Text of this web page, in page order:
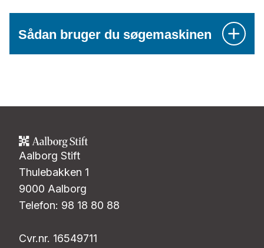
Sådan bruger du søgemaskinen
Aalborg Stift
Thulebakken 1
9000 Aalborg
Telefon: 98 18 80 88
Cvr.nr. 16549711